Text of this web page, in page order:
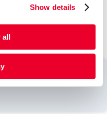
Show details
all
Bitte